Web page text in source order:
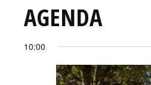
AGENDA
10:00